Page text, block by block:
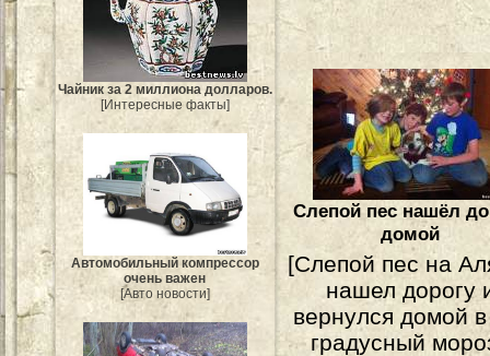
Чайник за 2 миллиона долларов.
[Интересные факты]
Автомобильный компрессор
очень важен
[Авто новости]
Слепой пес нашёл
домой
[Слепой пес на
нашел дорогу
вернулся домой
градусный